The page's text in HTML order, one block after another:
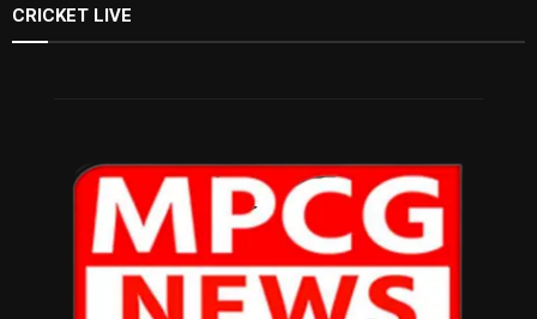
CRICKET LIVE